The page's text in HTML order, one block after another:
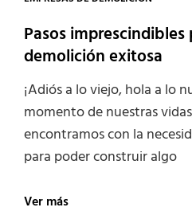
Pasos imprescindibles
demolición exitosa
¡Adiós a lo viejo, hola a lo
momento de nuestras
encontramos con la
para poder construir algo
Ver másPasos